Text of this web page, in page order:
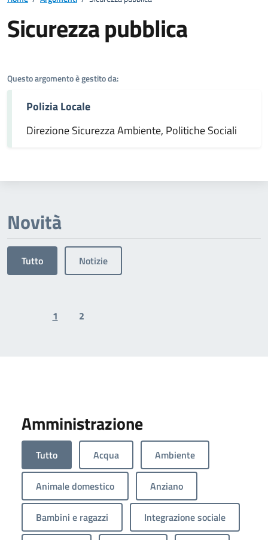
Sicurezza pubblica
Questo argomento è gestito da:
Polizia Locale
Direzione Sicurezza Ambiente, Politiche Sociali
Novità
Tutto Notizie
Previous page
1 2
Amministrazione
Tutto Acqua Ambiente
Animale domestico Anziano
Bambini e ragazzi Integrazione sociale